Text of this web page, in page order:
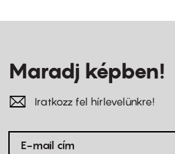
Maradj képben!
Iratkozz fel hírlevelünkre!